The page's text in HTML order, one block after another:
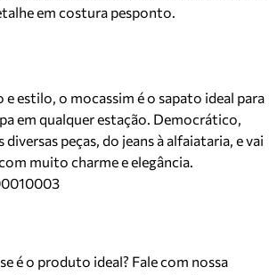
em costura pesponto.
estilo, o mocassim é o sapato ideal para
em qualquer estação. Democrático,
peças, do jeans à alfaiataria, e vai
muito charme e elegância.
é o produto ideal? Fale com nossa